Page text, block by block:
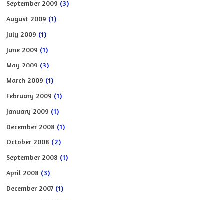
September 2009 (3)
August 2009 (1)
July 2009 (1)
June 2009 (1)
May 2009 (3)
March 2009 (1)
February 2009 (1)
January 2009 (1)
December 2008 (1)
October 2008 (2)
September 2008 (1)
April 2008 (3)
December 2007 (1)